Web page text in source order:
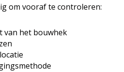
om vooraf te controleren:
van het bouwhek